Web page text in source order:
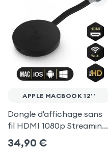
APPLE MACBOOK 12''
Dongle d'affichage sans
fil HDMI 1080p Streaming,
récepteur vidéo TV
34,90 €